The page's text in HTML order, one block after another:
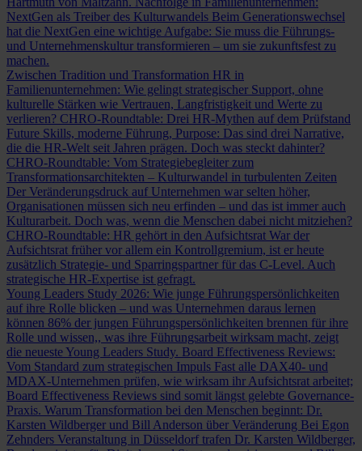
NextGen als Treiber des Kulturwandels Beim Generationswechsel
hat die NextGen eine wichtige Aufgabe: Sie muss die Führungs-
und Unternehmenskultur transformieren – um sie zukunftsfest zu
machen.
Zwischen Tradition und Transformation HR in
Familienunternehmen: Wie gelingt strategischer Support, ohne
kulturelle Stärken wie Vertrauen, Langfristigkeit und Werte zu
verlieren? CHRO-Roundtable: Drei HR-Mythen auf dem Prüfstand
Future Skills, moderne Führung, Purpose: Das sind drei Narrative,
die die HR-Welt seit Jahren prägen. Doch was steckt dahinter?
CHRO-Roundtable: Vom Strategiebegleiter zum
Transformationsarchitekten – Kulturwandel in turbulenten Zeiten
Der Veränderungsdruck auf Unternehmen war selten höher,
Organisationen müssen sich neu erfinden – und das ist immer auch
Kulturarbeit. Doch was, wenn die Menschen dabei nicht mitziehen?
CHRO-Roundtable: HR gehört in den Aufsichtsrat War der
Aufsichtsrat früher vor allem ein Kontrollgremium, ist er heute
zusätzlich Strategie- und Sparringspartner für das C-Level. Auch
strategische HR-Expertise ist gefragt.
Young Leaders Study 2026: Wie junge Führungspersönlichkeiten
auf ihre Rolle blicken – und was Unternehmen daraus lernen
können 86% der jungen Führungspersönlichkeiten brennen für ihre
Rolle und wissen,, was ihre Führungsarbeit wirksam macht, zeigt
die neueste Young Leaders Study. Board Effectiveness Reviews:
Vom Standard zum strategischen Impuls Fast alle DAX40- und
MDAX-Unternehmen prüfen, wie wirksam ihr Aufsichtsrat arbeitet;
Board Effectiveness Reviews sind somit längst gelebte Governance-
Praxis. Warum Transformation bei den Menschen beginnt: Dr.
Karsten Wildberger und Bill Anderson über Veränderung Bei Egon
Zehnders Veranstaltung in Düsseldorf trafen Dr. Karsten Wildberger,